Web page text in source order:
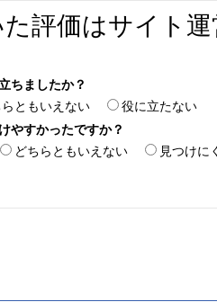
評価はサイト
ちましたか？
らともいえない
役に立たない
やすかったですか？
どちらともいえない 見つけに